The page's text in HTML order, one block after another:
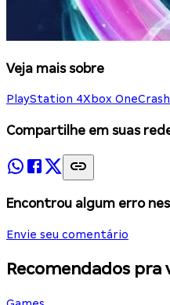
Veja mais sobre
PlayStation 4Xbox One
Compartilhe em suas
Encontrou algum erro
Envie seu comentário
Recomendados pra